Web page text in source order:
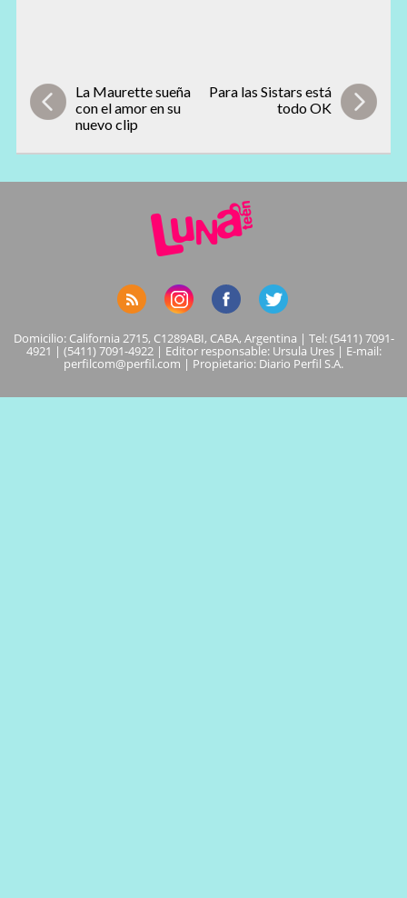
La Maurette sueña
con el amor en su
nuevo clip
Para las Sistars está
todo OK
Domicilio: California 2715, C1289ABI, CABA, Argentina | Tel: (5411) 7091-
4921 | (5411) 7091-4922 | Editor responsable: Ursula Ures | E-mail:
perfilcom@perfil.com | Propietario: Diario Perfil S.A.